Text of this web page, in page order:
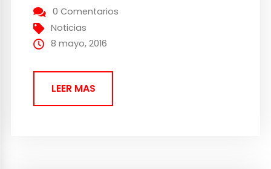
esta semana. Esta semana ha habido
noticias de todo tipo como pueden ser de
eventos, rumores de Nintendo NX, nuevos
0 Comentarios
Noticias
8 mayo, 2016
LEER MAS